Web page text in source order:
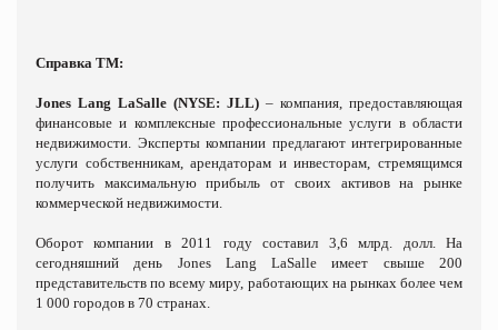
Справка ТМ:
Jones Lang LaSalle (NYSE: JLL) – компания, предоставляющая
финансовые и комплексные профессиональные услуги в области
недвижимости. Эксперты компании предлагают интегрированные
услуги собственникам, арендаторам и инвесторам, стремящимся
получить максимальную прибыль от своих активов на рынке
коммерческой недвижимости.
Оборот компании в 2011 году составил 3,6 млрд. долл. На
сегодняшний день Jones Lang LaSalle имеет свыше 200
представительств по всему миру, работающих на рынках более чем
1 000 городов в 70 странах.